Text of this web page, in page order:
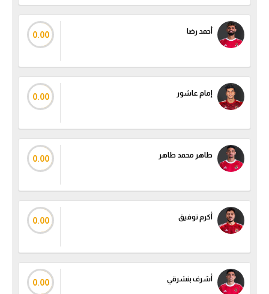
أحمد رضا 0.00
إمام عاشور 0.00
طاهر محمد طاهر 0.00
أكرم توفيق 0.00
أشرف بنشرقي 0.00